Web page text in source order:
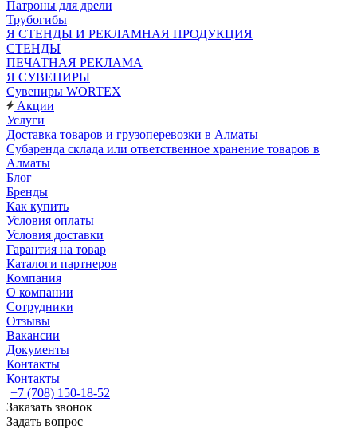
Патроны для дрели
Трубогибы
Я СТЕНДЫ И РЕКЛАМНАЯ ПРОДУКЦИЯ
СТЕНДЫ
ПЕЧАТНАЯ РЕКЛАМА
Я СУВЕНИРЫ
Сувениры WORTEX
Акции
Услуги
Доставка товаров и грузоперевозки в Алматы
Субаренда склада или ответственное хранение товаров в
Алматы
Блог
Бренды
Как купить
Условия оплаты
Условия доставки
Гарантия на товар
Каталоги партнеров
Компания
О компании
Сотрудники
Отзывы
Вакансии
Документы
Контакты
Контакты
+7 (708) 150-18-52
Заказать звонок
Задать вопрос